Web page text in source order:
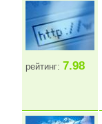
рейтинг: 7.98